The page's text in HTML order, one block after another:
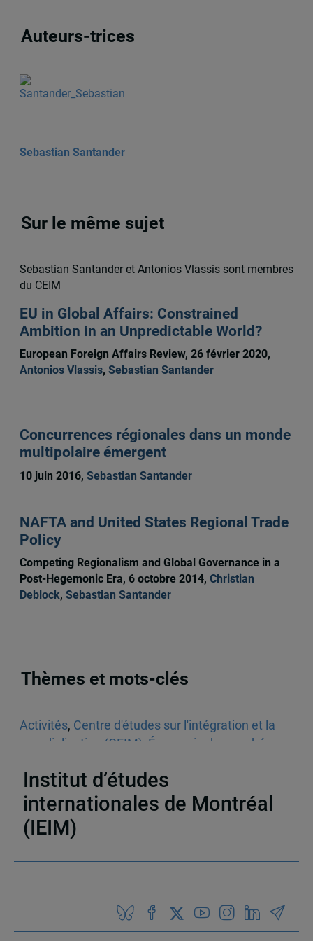
Auteurs-trices
Sebastian Santander
Sur le même sujet
Sebastian Santander et Antonios Vlassis sont membres
du CEIM
EU in Global Affairs: Constrained
Ambition in an Unpredictable World?
European Foreign Affairs Review, 26 février 2020,
Antonios Vlassis, Sebastian Santander
Concurrences régionales dans un monde
multipolaire émergent
10 juin 2016, Sebastian Santander
NAFTA and United States Regional Trade
Policy
Competing Regionalism and Global Governance in a
Post-Hegemonic Era, 6 octobre 2014, Christian
Deblock, Sebastian Santander
Thèmes et mots-clés
Activités, Centre d'études sur l'intégration et la
mondialisation (CEIM) Économie de marché
Institut d’études
internationales de Montréal
(IEIM)